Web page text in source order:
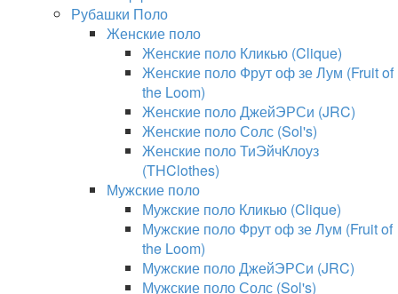
Рубашки Поло
Женские поло
Женские поло Кликью (Clique)
Женские поло Фрут оф зе Лум (Fruit of
the Loom)
Женские поло ДжейЭРСи (JRC)
Женские поло Солс (Sol's)
Женские поло ТиЭйчКлоуз
(THClothes)
Мужские поло
Мужские поло Кликью (Clique)
Мужские поло Фрут оф зе Лум (Fruit of
the Loom)
Мужские поло ДжейЭРСи (JRC)
Мужские поло Солс (Sol's)